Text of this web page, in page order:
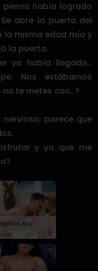
había logrado
abre la puerta del
la misma edad mía y
la puerta.
ya había llegado…
Nos estábamos
te metes con…?
parece que
y ya que me
Boy